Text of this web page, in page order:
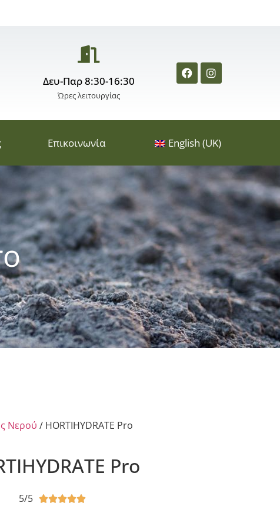
Δευ-Παρ 8:30-16:30
Ώρες λειτουργίας
Επικοινωνία English (UK)
Νερού / HORTIHYDRATE Pro
Pro
5/5 